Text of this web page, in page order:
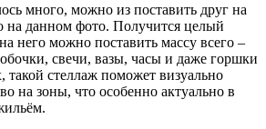
много, можно из поставить друг на
на данном фото. Получится целый
него можно поставить массу всего –
свечи, вазы, часы и даже горшки
такой стеллаж поможет визуально
на зоны, что особенно актуально в